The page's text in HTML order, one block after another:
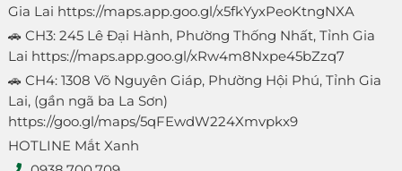
Gia Lai https://maps.app.goo.gl/x5fkYyxPeoKtngNXA
🚗 CH3: 245 Lê Đại Hành, Phường Thống Nhất, Tỉnh Gia
Lai https://maps.app.goo.gl/xRw4m8Nxpe45bZzq7
🚗 CH4: 1308 Võ Nguyên Giáp, Phường Hội Phú, Tỉnh Gia
Lai, (gần ngã ba La Sơn)
https://goo.gl/maps/5qFEwdW224Xmvpkx9
HOTLINE Mắt Xanh